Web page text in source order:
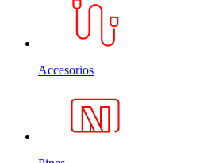
Accesorios